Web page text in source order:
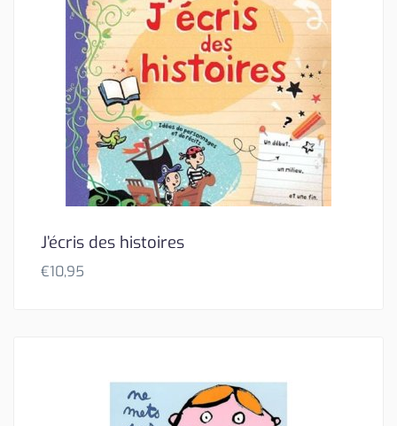
J’écris des histoires
€10,95